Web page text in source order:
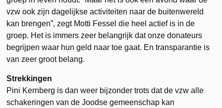
vzw ook zijn dagelijkse activiteiten naar de buitenwereld
kan brengen”, zegt Motti Fessel die heel actief is in de
groep. Het is immers zeer belangrijk dat onze donateurs
begrijpen waar hun geld naar toe gaat. En transparantie is
van zeer groot belang.
Strekkingen
Pini Kernberg is dan weer bijzonder trots dat de vzw alle
schakeringen van de Joodse gemeenschap kan